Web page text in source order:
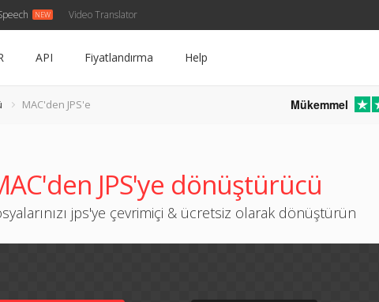
Video Translator
API Fiyatlandırma Help
MAC'den JPS'e Mükemmel
JPS'ye dönüştürücü
jps'ye çevrimiçi & ücretsiz olarak dönüştürün